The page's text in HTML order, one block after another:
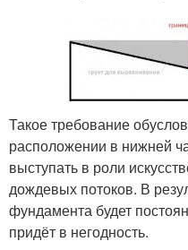
Такое требование
расположении в нижней
выступать в роли
дождевых потоков. В
фундамента будет
придёт в негодность.